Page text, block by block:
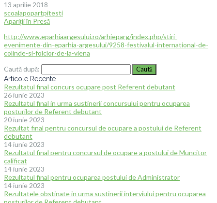
13 aprilie 2018
scoalapopartpitesti
Apariții în Presă
http://www.eparhiaargesului.ro/arhieparg/index.php/stiri-
evenimente-din-eparhia-argesului/9258-festivalul-international-de-
colinde-si-folclor-de-la-viena
Caută după:
Articole Recente
Rezultatul final concurs ocupare post Referent debutant
26 iunie 2023
Rezultatul final in urma sustinerii concursului pentru ocuparea
posturilor de Referent debutant
20 iunie 2023
Rezultat final pentru concursul de ocupare a postului de Referent
debutant
14 iunie 2023
Rezultatul final pentru concursul de ocupare a postului de Muncitor
calificat
14 iunie 2023
Rezultatul final pentru ocuparea postului de Administrator
14 iunie 2023
Rezultatele obstinate in urma sustinerii interviului pentru ocuparea